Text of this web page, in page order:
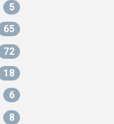
5
65
72
18
6
8